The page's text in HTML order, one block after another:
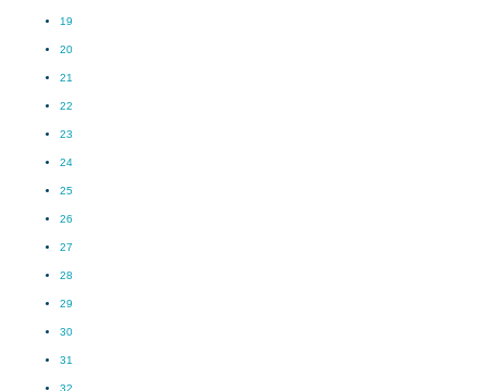
19
20
21
22
23
24
25
26
27
28
29
30
31
32